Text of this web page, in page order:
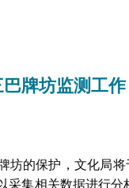
牌坊监测工作
坊的保护，文化局
采集相关数据进行